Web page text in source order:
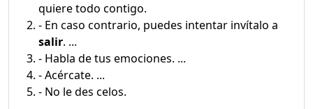
quiere todo contigo.
- En caso contrario, puedes intentar invítalo a
salir. ...
- Habla de tus emociones. ...
- Acércate. ...
- No le des celos.